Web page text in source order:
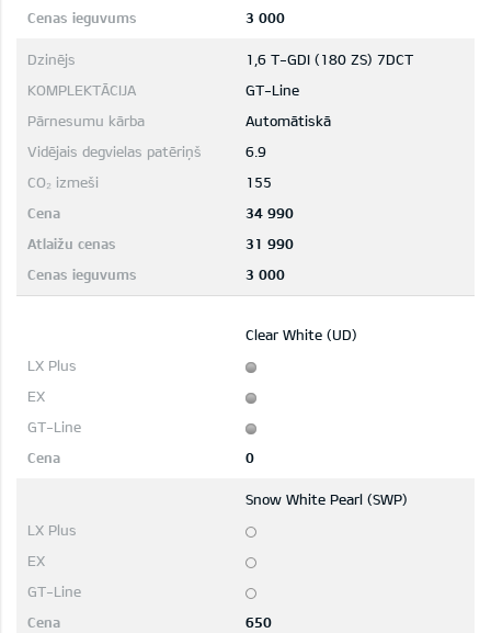
3 000
1,6 T-GDI (180 ZS) 7DCT
GT-Line
Automātiskā
6.9
155
34 990
31 990
3 000
Clear White (UD)
0
Snow White Pearl (SWP)
650